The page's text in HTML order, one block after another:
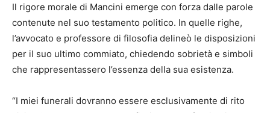
Il rigore morale di Mancini emerge con forza dalle parole
contenute nel suo testamento politico. In quelle righe,
l’avvocato e professore di filosofia delineò le disposizioni
per il suo ultimo commiato, chiedendo sobrietà e simboli
che rappresentassero l’essenza della sua esistenza.
“I miei funerali dovranno essere esclusivamente di rito